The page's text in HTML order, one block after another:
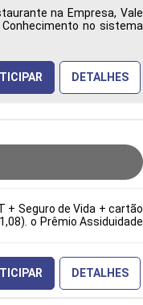
na Empresa, Vale
no sistema
DETALHES
+ Seguro de Vida + cartão
o Prêmio Assiduidade
DETALHES